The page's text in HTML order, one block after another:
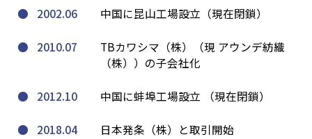
2002.06 中国に昆山工場設立（現在閉鎖）
2010.07
TBカワシマ（株）（現 アウンデ紡織
（株））の子会社化
2012.10 中国に蚌埠工場設立 （現在閉鎖）
2018.04 日本発条（株）と取引開始